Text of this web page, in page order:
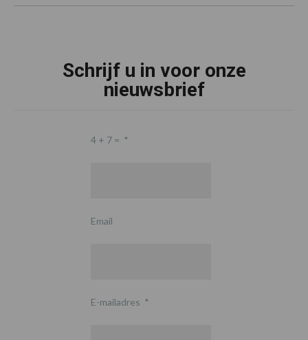
Schrijf u in voor onze
nieuwsbrief
4 + 7 = *
Email
E-mailadres *